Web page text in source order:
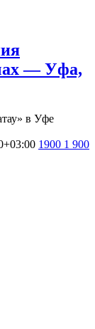
— Уфа,
в Уфе
1900 1 900